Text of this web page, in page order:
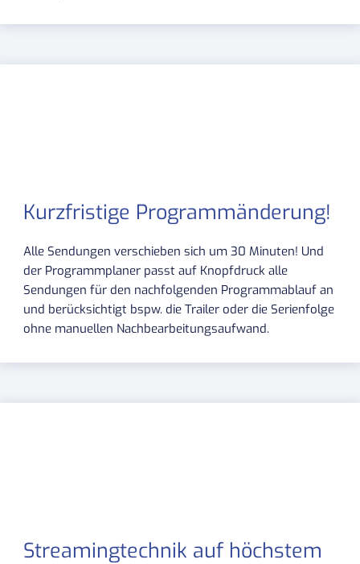
Kurzfristige Programmänderung!
Alle Sendungen verschieben sich um 30 Minuten! Und
der Programmplaner passt auf Knopfdruck alle
Sendungen für den nachfolgenden Programmablauf an
und berücksichtigt bspw. die Trailer oder die Serienfolge
ohne manuellen Nachbearbeitungsaufwand.
Streamingtechnik auf höchstem